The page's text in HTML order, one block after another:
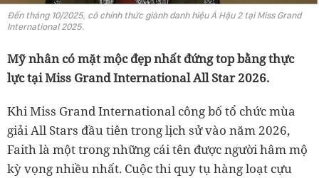
Đến tháng 10/2025, cô chính thức giành danh hiệu Á Hậu 2 tại Miss Grand
International 2025.
Mỹ nhân có mặt mộc đẹp nhất đứng top bằng thực
lực tại Miss Grand International All Star 2026.
Khi Miss Grand International công bố tổ chức mùa
giải All Stars đầu tiên trong lịch sử vào năm 2026,
Faith là một trong những cái tên được người hâm mộ
kỳ vọng nhiều nhất. Cuộc thi quy tụ hàng loạt cựu